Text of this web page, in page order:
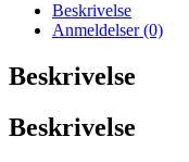
Beskrivelse
Anmeldelser (0)
Beskrivelse
Beskrivelse